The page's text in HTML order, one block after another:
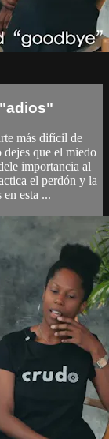
más difícil de
que el miedo
importancia al
el perdón y la
esta ...